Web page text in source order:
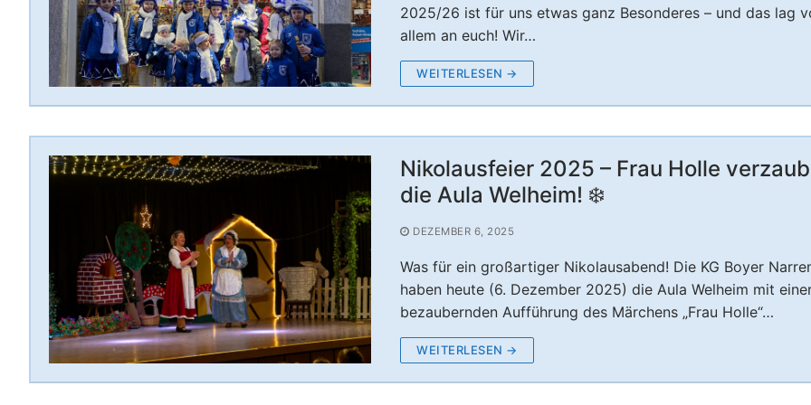
2025/26 ist für uns etwas ganz Besonderes – und das lag
allem an euch! Wir…
WEITERLESEN →
Nikolausfeier 2025 – Frau Holle
die Aula Welheim! ❄️
DEZEMBER 6, 2025
Was für ein großartiger Nikolausabend! Die KG Boyer
haben heute (6. Dezember 2025) die Aula Welheim mit
bezaubernden Aufführung des Märchens „Frau Holle“…
WEITERLESEN →